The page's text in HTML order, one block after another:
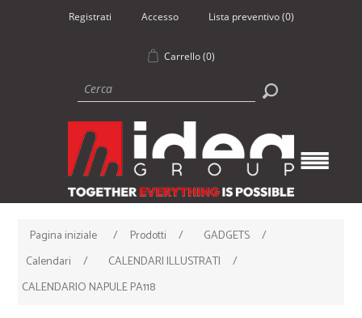
Registrati Accesso Lista preventivo (0)
Carrello (0)
Pagina iniziale / Prodotti / GADGETS
/
Calendari
/ CALENDARI ILLUSTRATI
/
CALENDARIO NAPULE PA118